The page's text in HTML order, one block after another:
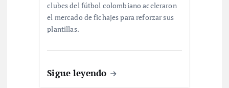
clubes del fútbol colombiano aceleraron
el mercado de fichajes para reforzar sus
plantillas.
Sigue leyendo